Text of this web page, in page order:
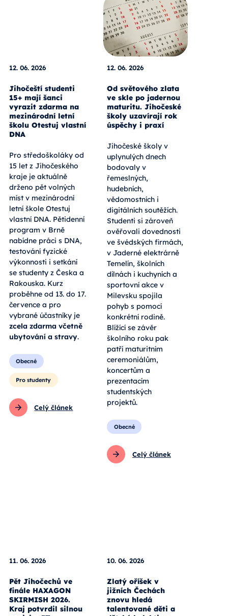
12. 06. 2026
Jihočeští studenti
15+ mají šanci
vyrazit zdarma na
mezinárodní letní
školu Otestuj vlastní
DNA
Pro středoškoláky od
15 let z Jihočeského
kraje je aktuálně
drženo pět volných
míst v mezinárodní
letní škole Otestuj
vlastní DNA. Pětidenní
program v Brně
nabídne práci s DNA,
testování fyzické
výkonnosti i setkání
se studenty z Česka a
Rakouska. Kurz
proběhne od 13. do 17.
července a pro
vybrané účastníky je
zcela zdarma včetně
ubytování a stravy.
Obecné
Pro studenty
Celý článek
12. 06. 2026
Od světového zlata
ve skle po jadernou
maturitu. Jihočeské
školy uzavírají rok
úspěchy i praxí
Jihočeské školy v
uplynulých dnech
bodovaly v
řemeslných,
hudebních,
vědomostních i
digitálních soutěžích.
Studenti si zároveň
ověřovali dovednosti
ve švédských firmách,
v Jaderné elektrárně
Temelín, školních
dílnách i kuchyních a
sportovní akce v
Milevsku spojila
pohyb s pomocí
konkrétní rodině.
Blížící se závěr
školního roku pak
patří maturitním
ceremoniálům,
koncertům a
prezentacím
studentských
projektů.
Obecné
Celý článek
11. 06. 2026
Pět Jihočechů ve
finále HAXAGON
SKIRMISH 2026.
Kraj potvrdil silnou
10. 06. 2026
Zlatý oříšek v
jižních Čechách
znovu hledá
talentované děti a